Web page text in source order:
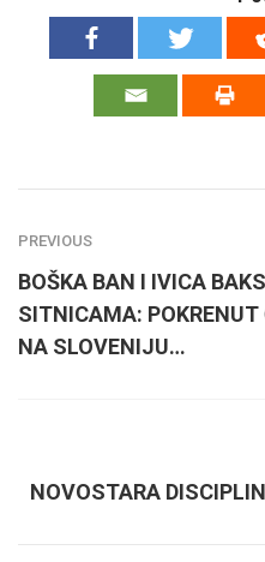
PREVIOUS
BOŠKA BAN I IVICA
SITNICAMA:
NA SLOVENIJU…
NOVOSTARA